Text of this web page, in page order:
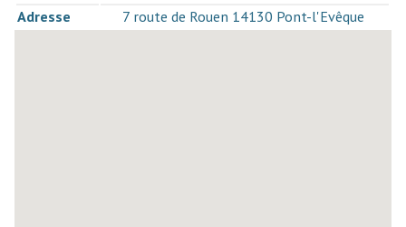
Adresse
7 route de Rouen 14130 Pont-l'Evêque